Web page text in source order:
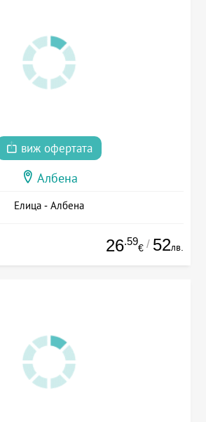
виж офертата
Албена
Елица - Албена
26.59
€ / 52лв.